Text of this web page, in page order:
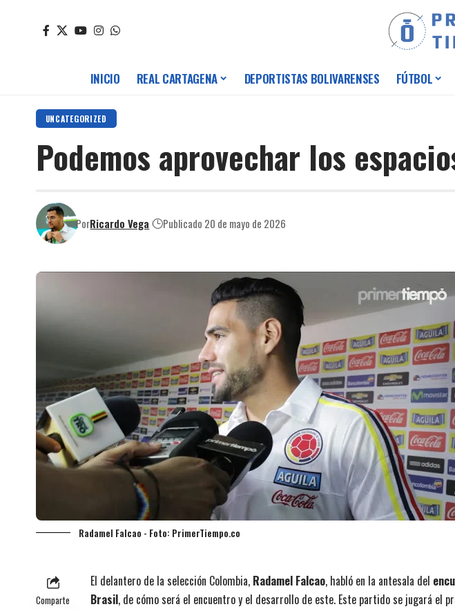
INICIO REAL CARTAGENA DEPORTISTAS BOLIVARENSES FÚTBOL
UNCATEGORIZED
Podemos aprovechar los
PorRicardo Vega Publicado 20 de mayo de 2026
Radamel Falcao - Foto: PrimerTiempo.co
Comparte
El delantero de la selección Colombia, Radamel Falcao, habló en la antesala del
Brasil, de cómo será el encuentro y el desarrollo de este. Este partido se jugará el